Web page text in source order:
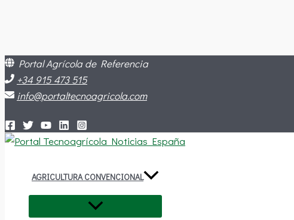
Portal Agrícola de Referencia
+34 915 473 515
info@portaltecnoagricola.com
AGRICULTURA CONVENCIONAL